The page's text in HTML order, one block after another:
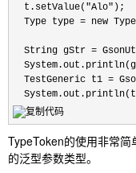
  t.setValue("Alo");
Type type = new
String gStr =
TestGeneric t1 =
TypeToken的使用非常
的泛型参数类型。